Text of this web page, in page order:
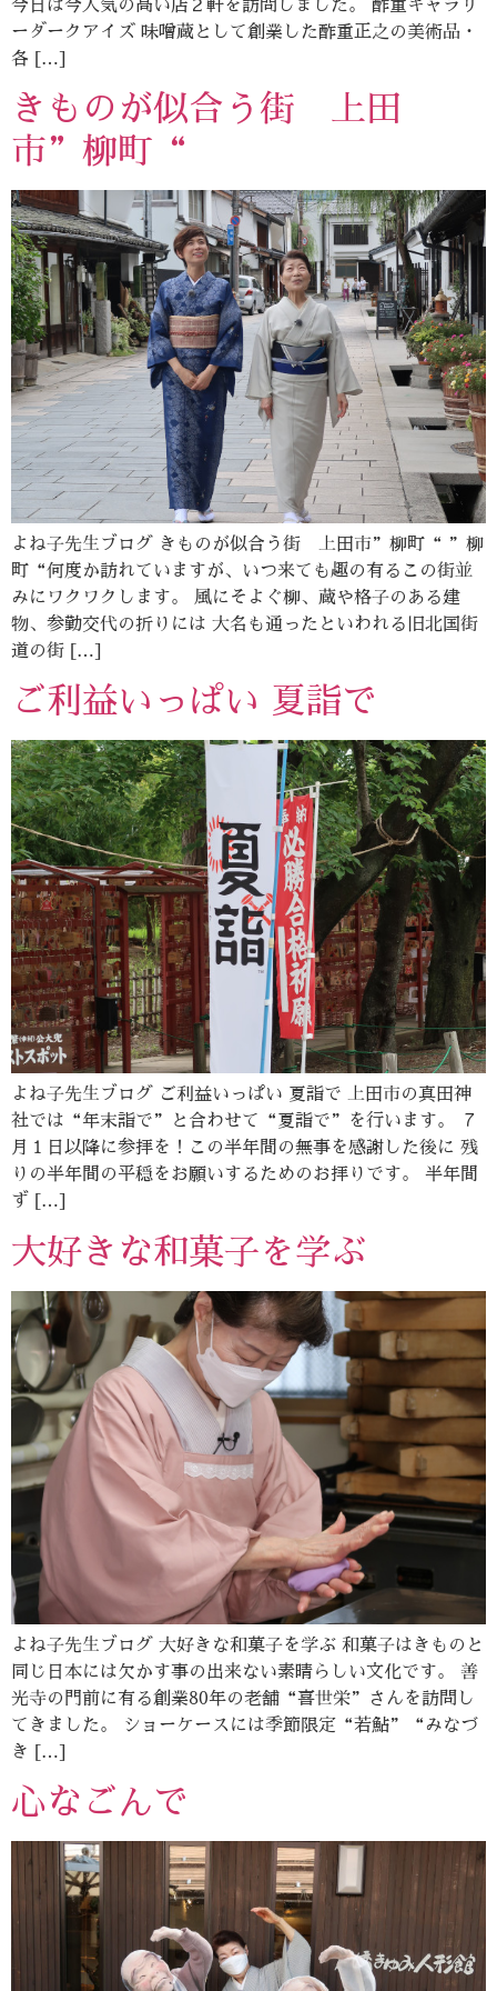
今日は今人気の高い店２軒を訪問しました。 酢重ギャラリ
ーダークアイズ 味噌蔵として創業した酢重正之の美術品・
各 […]
きものが似合う街 上田
市”柳町“
よね子先生ブログ きものが似合う街 上田市”柳町“ ”柳
町“何度か訪れていますが、いつ来ても趣の有るこの街並
みにワクワクします。 風にそよぐ柳、蔵や格子のある建
物、参勤交代の折りには 大名も通ったといわれる旧北国街
道の街 […]
ご利益いっぱい 夏詣で
よね子先生ブログ ご利益いっぱい 夏詣で 上田市の真田神
社では“年末詣で”と合わせて“夏詣で”を行います。 ７
月１日以降に参拝を！この半年間の無事を感謝した後に 残
りの半年間の平穏をお願いするためのお拝りです。 半年間
ず […]
大好きな和菓子を学ぶ
よね子先生ブログ 大好きな和菓子を学ぶ 和菓子はきものと
同じ日本には欠かす事の出来ない素晴らしい文化です。 善
光寺の門前に有る創業80年の老舗“喜世栄”さんを訪問し
てきました。 ショーケースには季節限定“若鮎”“みなづ
き […]
心なごんで